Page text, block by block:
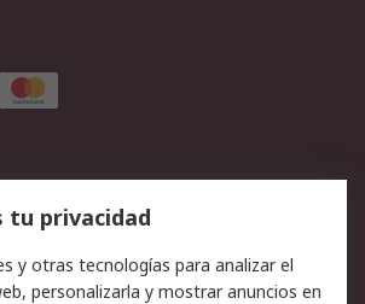
Devoluciones
Soporte técnico
tu privacidad
y otras tecnologías para analizar el
personalizarla y mostrar anuncios en